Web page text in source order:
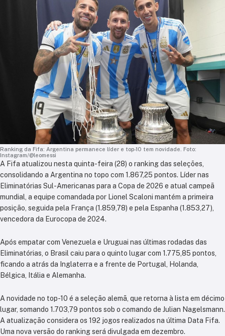
Ranking da Fifa: Argentina permanece líder e top-10 tem novidade. Foto:
Instagram/@leomessi
A Fifa atualizou nesta quinta-feira (28) o ranking das seleções,
consolidando a Argentina no topo com 1.867,25 pontos. Líder nas
Eliminatórias Sul-Americanas para a Copa de 2026 e atual campeã
mundial, a equipe comandada por Lionel Scaloni mantém a primeira
posição, seguida pela França (1.859,78) e pela Espanha (1.853,27),
vencedora da Eurocopa de 2024.
Após empatar com Venezuela e Uruguai nas últimas rodadas das
Eliminatórias, o Brasil caiu para o quinto lugar com 1.775,85 pontos,
ficando a atrás da Inglaterra e a frente de Portugal, Holanda,
Bélgica, Itália e Alemanha.
A novidade no top-10 é a seleção alemã, que retorna à lista em décimo
lugar, somando 1.703,79 pontos sob o comando de Julian Nagelsmann.
A atualização considera os 192 jogos realizados na última Data Fifa.
Uma nova versão do ranking será divulgada em dezembro.